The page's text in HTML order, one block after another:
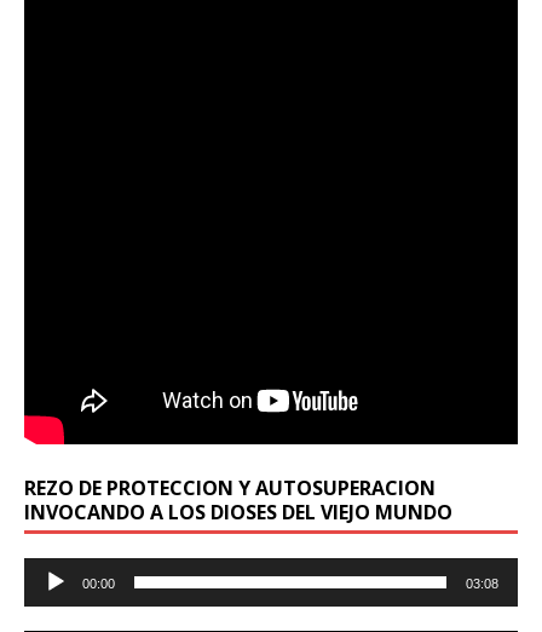
REZO DE PROTECCION Y AUTOSUPERACION
INVOCANDO A LOS DIOSES DEL VIEJO MUNDO
Reproductor
00:00 03:08